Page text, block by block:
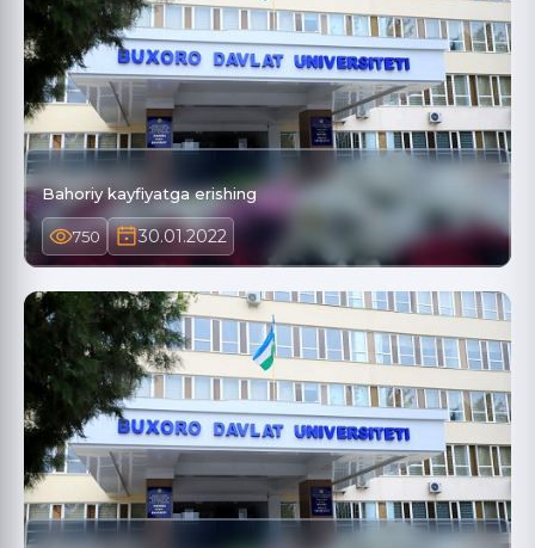
Bahoriy kayfiyatga erishing
750 30.01.2022